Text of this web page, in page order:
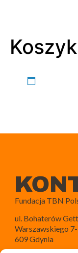
Koszyk
Fundacja TBN
ul. Bohaterów
Warszawskiego
609 Gdynia